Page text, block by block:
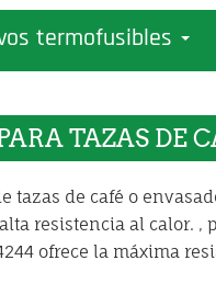
termofusibles
TAZAS DE
tazas de café o
resistencia al calor. ,
ofrece la máxima